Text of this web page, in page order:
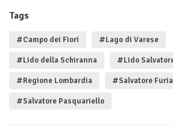
Tags
#Campo dei Fiori #Lago di Varese
#Lido della Schiranna #Lido
#Regione Lombardia #Salvatore Furia
#Salvatore Pasquariello